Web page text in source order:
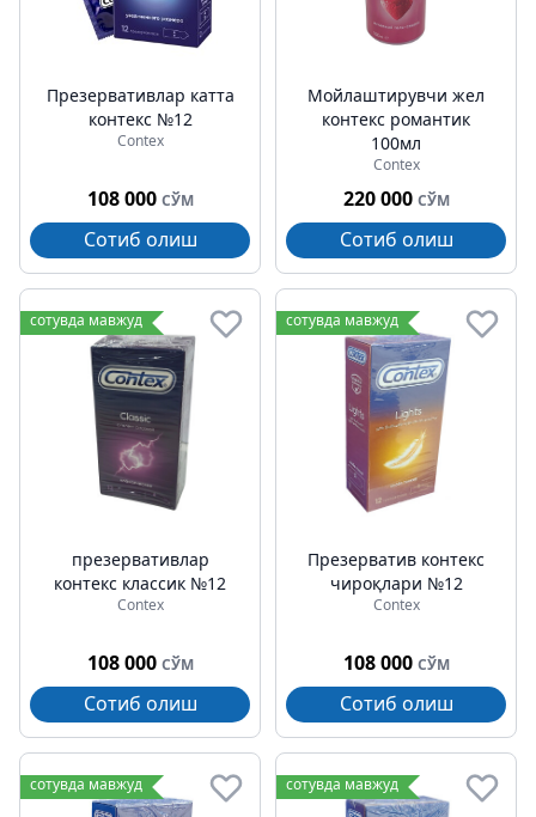
Презервативлар катта
контекс №12
Contex
108 000 СЎМ
Сотиб олиш
Мойлаштирувчи жел
контекс романтик
100мл
Contex
220 000 СЎМ
Сотиб олиш
сотувда мавжуд
презервативлар
контекс классик №12
Contex
108 000 СЎМ
Сотиб олиш
сотувда мавжуд
Презерватив контекс
чироқлари №12
Contex
108 000 СЎМ
Сотиб олиш
сотувда мавжуд сотувда мавжуд